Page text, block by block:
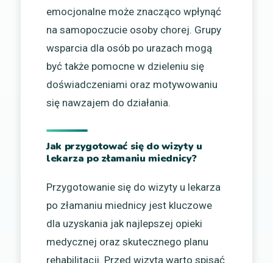
emocjonalne może znacząco wpłynąć
na samopoczucie osoby chorej. Grupy
wsparcia dla osób po urazach mogą
być także pomocne w dzieleniu się
doświadczeniami oraz motywowaniu
się nawzajem do działania.
Jak przygotować się do wizyty u
lekarza po złamaniu miednicy?
Przygotowanie się do wizyty u lekarza
po złamaniu miednicy jest kluczowe
dla uzyskania jak najlepszej opieki
medycznej oraz skutecznego planu
rehabilitacji. Przed wizytą warto spisać